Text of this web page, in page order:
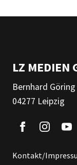
LZ MEDIEN
Bernhard
04277 Leipzig
Kontakt/